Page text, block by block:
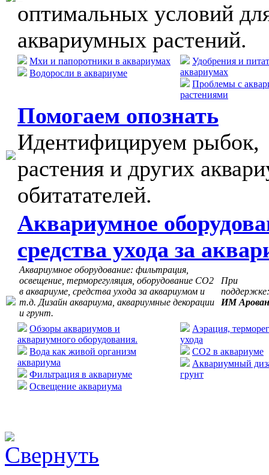
оптимальных условий
аквариумных растений.
Мхи и папоротники в аквариумах
Водоросли в аквариуме
Удобрения и
аквариумах
Проблемы с
растениями
Помогаем опознать
Идентифицируем рыбок,
растения и других
обитатателей.
Аквариумное
средства ухода за
Аквариумное оборудование: фильтрация,
освещение, терморегуляция, оборудование СО2
в аквариуме, средства ухода за аквариумом и
т.д. Дизайн аквариума, аквариумные декорации
и грунт.
При
поддержке:
ИМ
Обзоры аквариумов и
аквариумного оборудования.
Вода как живой организм
аквариума
Фильтрация в аквариуме
Освещение аквариума
Аэрация,
ухода
CO2 в аквариуме
Аквариумный
грунт